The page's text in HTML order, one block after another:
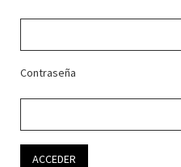
Contraseña